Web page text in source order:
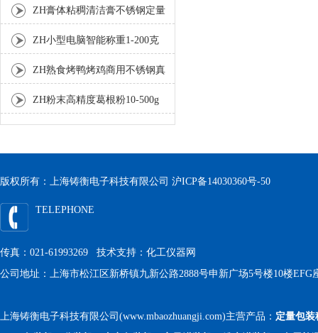
测机
ZH膏体粘稠清洁膏不锈钢定量
灌装机厂家
ZH小型电脑智能称重1-200克
分装机
ZH熟食烤鸭烤鸡商用不锈钢真
空包装机
ZH粉末高精度葛根粉10-500g
自动包装机
版权所有：上海铸衡电子科技有限公司 沪ICP备14030360号-50
TELEPHONE
传真：021-61993269 技术支持： 化工仪器网
公司地址：上海市松江区新桥镇九新公路2888号申新广场5号楼10楼EFG
上海铸衡电子科技有限公司(www.mbaozhuangji.com)主营产品： 定量包装